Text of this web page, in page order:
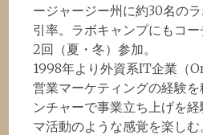
ージャージー州に約30名の
引率。ラボキャンプにもコー
2回（夏・冬）参加。
1998年より外資系IT企業（
営業マーケティングの経験を
ンチャーで事業立ち上げを
マ活動のような感覚を楽し